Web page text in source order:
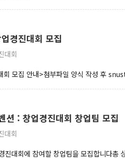
경진대회 모집
대회
회 모집 안내>첨부파일 양식 작성 후
: 창업경진대회 창업팀 모집
대회
진대회에 참여할 창업팀을 모집합니다